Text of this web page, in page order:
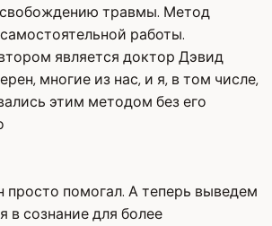
травмы. Метод
работы.
является доктор Дэвид
многие из нас, и я, в том числе,
этим методом без его
просто помогал. А теперь выведем
в сознание для более